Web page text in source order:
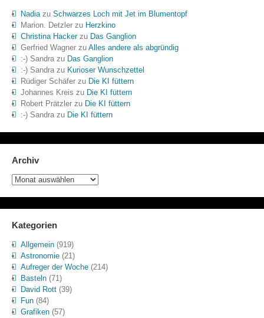
Nadiazu Schwarzes Loch mit Jet im Blumentopf
Marion. Detzlerzu Herzkino
Christina Hackerzu Das Ganglion
Gerfried Wagnerzu Alles andere als abgründig
:-) Sandrazu Das Ganglion
:-) Sandrazu Kurioser Wunschzettel
Rüdiger Schäferzu Die KI füttern
Johannes Kreis zu Die KI füttern
Robert Prätzlerzu Die KI füttern
:-) Sandrazu Die KI füttern
Archiv
Archiv
Kategorien
Allgemein(919)
Astronomie(21)
Aufreger der Woche(214)
Basteln(71)
David Rott(39)
Fun(84)
Grafiken(57)